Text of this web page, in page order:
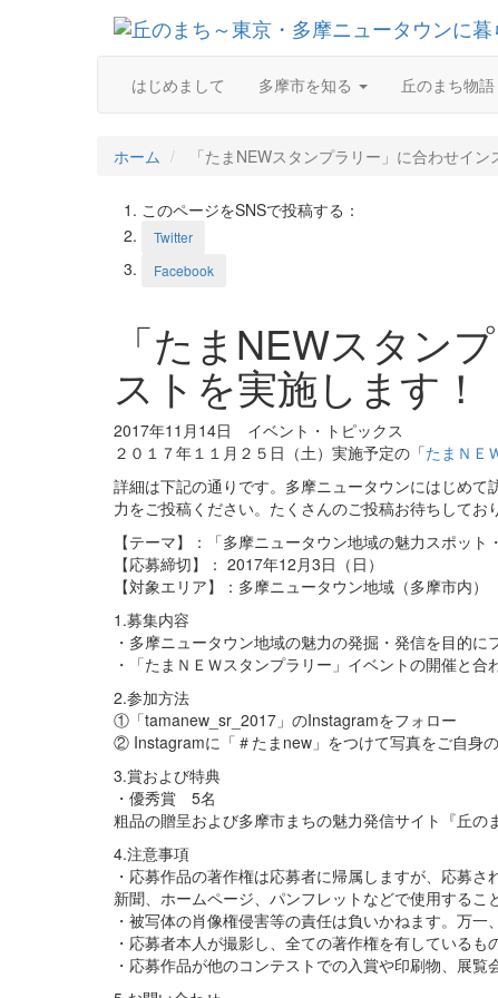
はじめまして 多摩市を知る 丘のまち物語
ホーム 「たまNEWスタンプラリー」に合わせイ
このページをSNSで投稿する：
Twitter
Facebook
「たまNEWスタン
ストを実施します！
2017年11月14日 イベント・トピックス
２０１７年１１月２５日（土）実施予定の「たまＮＥ
詳細は下記の通りです。多摩ニュータウンにはじめ
力をご投稿ください。たくさんのご投稿お待ちしてお
【テーマ】：「多摩ニュータウン地域の魅力スポット
【応募締切】： 2017年12月3日（日）
【対象エリア】：多摩ニュータウン地域（多摩市内）
1.募集内容
・多摩ニュータウン地域の魅力の発掘・発信を目的に
・「たまＮＥＷスタンプラリー」イベントの開催と
2.参加方法
①「tamanew_sr_2017」のInstagramをフォロー
② Instagramに「＃たまnew」をつけて写真をご自身
3.賞および特典
・優秀賞 5名
粗品の贈呈および多摩市まちの魅力発信サイト『丘
4.注意事項
・応募作品の著作権は応募者に帰属しますが、応募
新聞、ホームページ、パンフレットなどで使用するこ
・被写体の肖像権侵害等の責任は負いかねます。万
・応募者本人が撮影し、全ての著作権を有している
・応募作品が他のコンテストでの入賞や印刷物、展